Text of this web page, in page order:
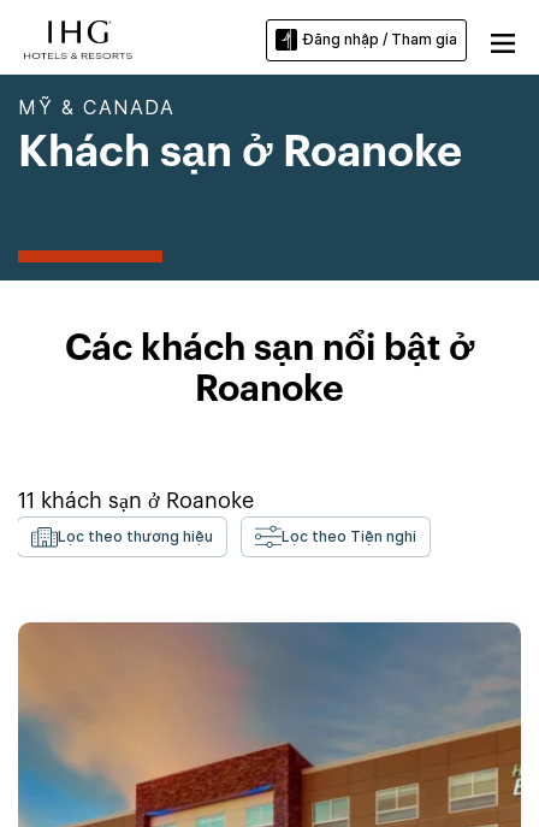
Đăng nhập / Tham gia
MỸ & CANADA
Khách sạn ở Roanoke
Các khách sạn nổi bật ở
Roanoke
11 khách sạn ở Roanoke
Lọc theo thương hiệu Lọc theo Tiện nghi